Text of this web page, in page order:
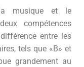
musique et le
compétences
entre les
tels que «B» et
grandement au